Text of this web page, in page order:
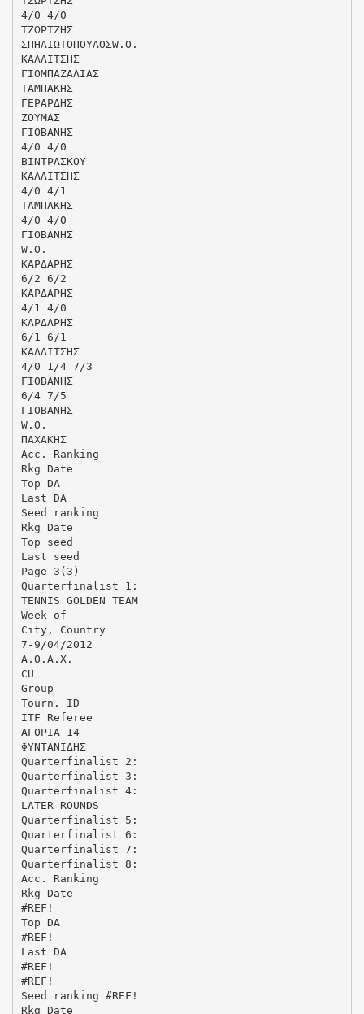
4/0 4/0
ΤΖΩΡΤΖΗΣ
ΣΠΗΛΙΩΤΟΠΟΥΛΟΣW.O.
ΚΑΛΛΙΤΣΗΣ
ΓΙΟΜΠΑΖΑΛΙΑΣ
ΤΑΜΠΑΚΗΣ
ΓΕΡΑΡΔΗΣ
ΖΟΥΜΑΣ
ΓΙΟΒΑΝΗΣ
4/0 4/0
ΒΙΝΤΡΑΣΚΟΥ
ΚΑΛΛΙΤΣΗΣ
4/0 4/1
ΤΑΜΠΑΚΗΣ
4/0 4/0
ΓΙΟΒΑΝΗΣ
W.O.
ΚΑΡΔΑΡΗΣ
6/2 6/2
ΚΑΡΔΑΡΗΣ
4/1 4/0
ΚΑΡΔΑΡΗΣ
6/1 6/1
ΚΑΛΛΙΤΣΗΣ
4/0 1/4 7/3
ΓΙΟΒΑΝΗΣ
6/4 7/5
ΓΙΟΒΑΝΗΣ
W.O.
ΠΑΧΑΚΗΣ
Acc. Ranking
Rkg Date
Top DA
Last DA
Seed ranking
Rkg Date
Top seed
Last seed
Page 3(3)
Quarterfinalist 1:
TENNIS GOLDEN TEAM
Week of
City, Country
7-9/04/2012
Α.Ο.Α.Χ.
CU
Group
Tourn. ID
ITF Referee
ΑΓΟΡΙΑ 14
ΦΥΝΤΑΝΙΔΗΣ
Quarterfinalist 2:
Quarterfinalist 3:
Quarterfinalist 4:
LATER ROUNDS
Quarterfinalist 5:
Quarterfinalist 6:
Quarterfinalist 7:
Quarterfinalist 8:
Acc. Ranking
Rkg Date
#REF!
Top DA
#REF!
Last DA
#REF!
#REF!
Seed ranking #REF!
Rkg Date